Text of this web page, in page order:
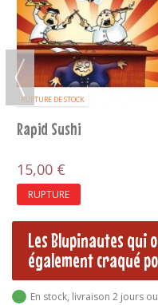
Taco Chapeau Gâteau
Cadeau Pizza
12,00 €
RUPTURE
Les Blupinautes qui
également craqué
En stock, livraison 2 jours